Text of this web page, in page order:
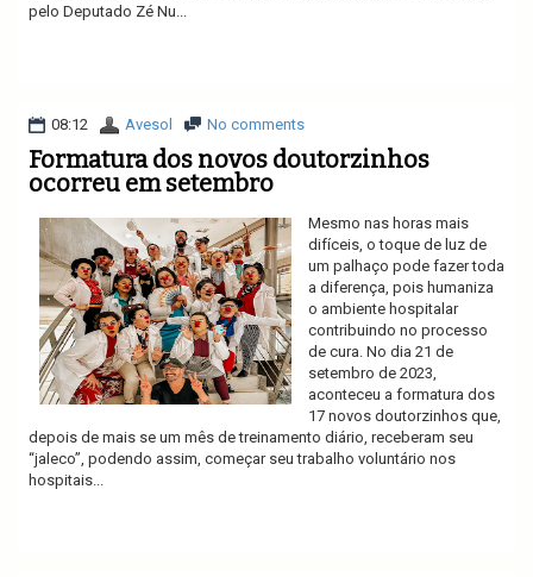
pelo Deputado Zé Nu...
08:12 Avesol No comments
Formatura dos novos doutorzinhos
ocorreu em setembro
Mesmo nas horas mais
difíceis, o toque de luz de
um palhaço pode fazer toda
a diferença, pois humaniza
o ambiente hospitalar
contribuindo no processo
de cura. No dia 21 de
setembro de 2023,
aconteceu a formatura dos
17 novos doutorzinhos que,
depois de mais se um mês de treinamento diário, receberam seu
“jaleco”, podendo assim, começar seu trabalho voluntário nos
hospitais...